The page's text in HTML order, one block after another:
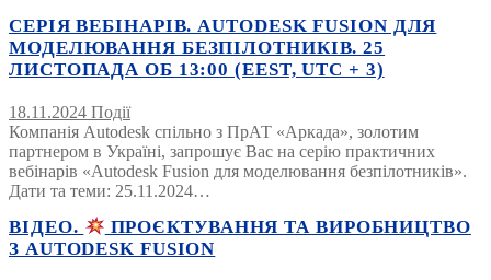
СЕРІЯ ВЕБІНАРІВ. AUTODESK FUSION ДЛЯ
МОДЕЛЮВАННЯ БЕЗПІЛОТНИКІВ. 25
ЛИСТОПАДА ОБ 13:00 (EEST, UTC + 3)
18.11.2024 Події
Компанія Autodesk спільно з ПрАТ «Аркада», золотим
партнером в Україні, запрошує Вас на серію практичних
вебінарів «Autodesk Fusion для моделювання безпілотників».
Дати та теми: 25.11.2024…
ВІДЕО.
ПРОЄКТУВАННЯ ТА ВИРОБНИЦТВО
З AUTODESK FUSION